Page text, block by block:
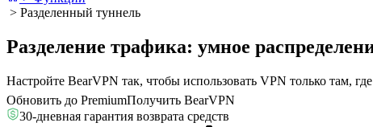
> Разделенный туннель
Разделение трафика: умное
Настройте BearVPN так, чтобы использовать VPN только там,
Обновить до PremiumПолучить BearVPN
30-дневная гарантия возврата средств